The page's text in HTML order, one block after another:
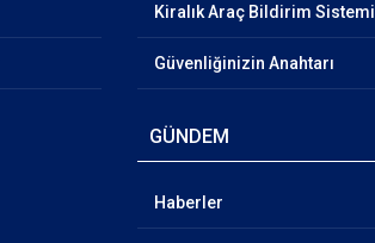
Kiralık Araç Bildirim Sistemi
Güvenliğinizin Anahtarı
GÜNDEM
Haberler